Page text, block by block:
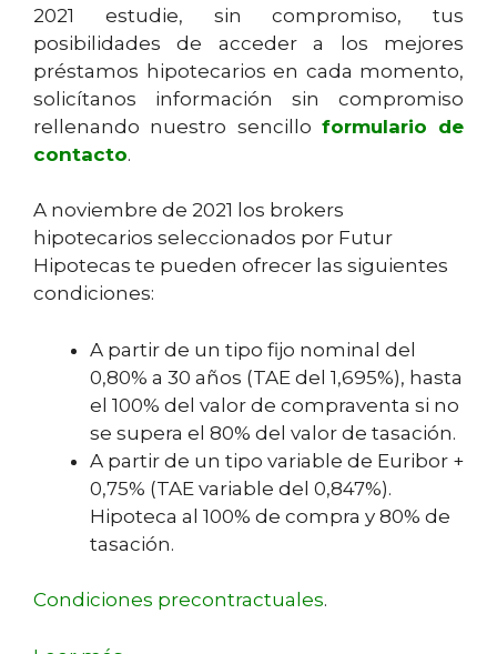
2021 estudie, sin compromiso, tus
posibilidades de acceder a los mejores
préstamos hipotecarios en cada momento,
solicítanos información sin compromiso
rellenando nuestro sencillo formulario de
contacto.
A noviembre de 2021 los brokers
hipotecarios seleccionados por Futur
Hipotecas te pueden ofrecer las siguientes
condiciones:
A partir de un tipo fijo nominal del
0,80% a 30 años (TAE del 1,695%), hasta
el 100% del valor de compraventa si no
se supera el 80% del valor de tasación.
A partir de un tipo variable de Euribor +
0,75% (TAE variable del 0,847%).
Hipoteca al 100% de compra y 80% de
tasación.
Condiciones precontractuales.